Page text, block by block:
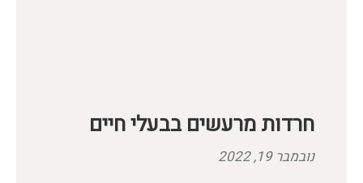
חרדות מרעשים בבעלי חיים
נובמבר 19, 2022